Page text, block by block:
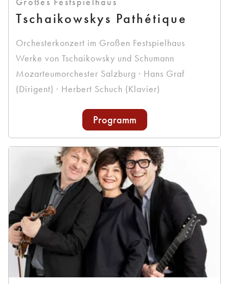
Tschaikowskys Pathétique
Orchesterkonzert im Großen Festspielhaus
Werke von Tschaikowsky und Schumann
Mozarteumorchester Salzburg · Hans Graf
(Dirigent) · Herbert Schuch (Klavier)
Programm